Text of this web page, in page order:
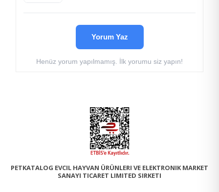
Yorum Yaz
Henüz yorum yapılmamış. İlk yorumu siz yapın!
PETKATALOG EVCIL HAYVAN ÜRÜNLERI VE ELEKTRONIK MARKET
SANAYI TICARET LIMITED SIRKETI